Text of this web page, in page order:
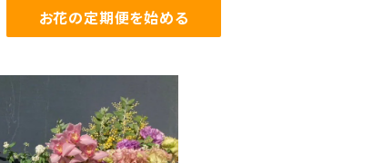
お花の定期便を始める